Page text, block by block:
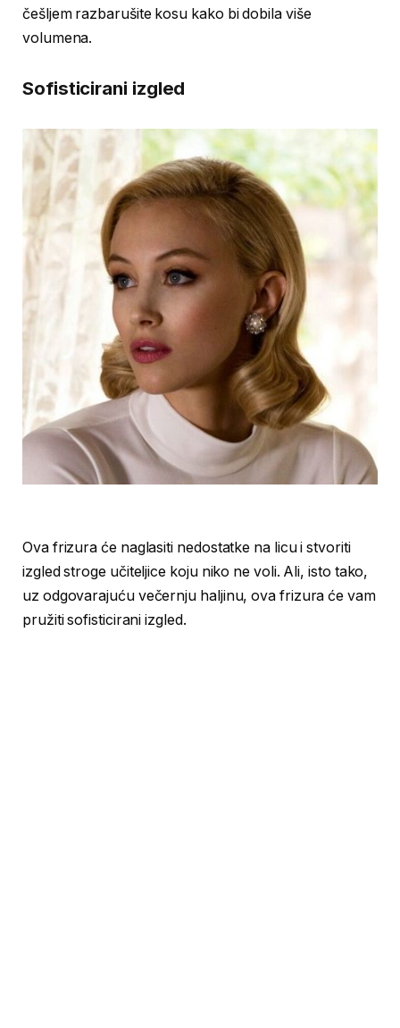
češljem razbarušite kosu kako bi dobila više
volumena.
Sofisticirani izgled
Ova frizura će naglasiti nedostatke na licu i stvoriti
izgled stroge učiteljice koju niko ne voli. Ali, isto tako,
uz odgovarajuću večernju haljinu, ova frizura će vam
pružiti sofisticirani izgled.